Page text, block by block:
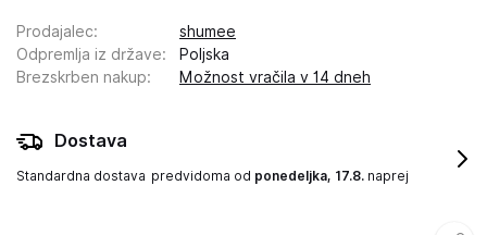
Prodajalec:
shumee
Odpremlja iz države:
Poljska
Brezskrben nakup: Možnost vračila v 14 dneh
Dostava
Standardna dostava predvidoma od ponedeljka, 17.8. naprej